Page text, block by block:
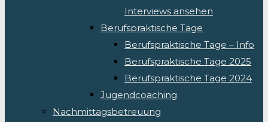
Interviews ansehen
Berufspraktische Tage
Berufspraktische Tage – Info
Berufspraktische Tage 2025
Berufspraktische Tage 2024
Jugendcoaching
Nachmittagsbetreuung